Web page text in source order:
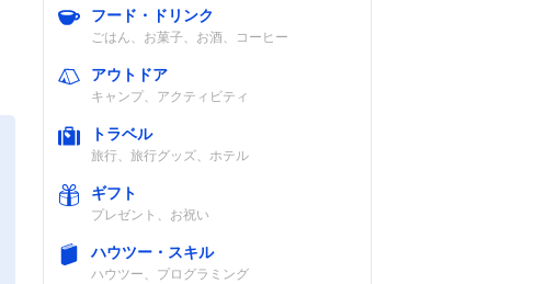
フード・ドリンク
ごはん、お菓子、お酒、コーヒー
アウトドア
キャンプ、アクティビティ
トラベル
旅行、旅行グッズ、ホテル
ギフト
プレゼント、お祝い
ハウツー・スキル
ハウツー、プログラミング